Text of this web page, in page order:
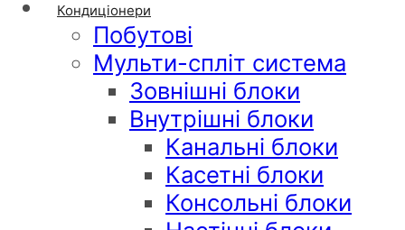
Кондиціонери
Побутові
Мульти-спліт система
Зовнішні блоки
Внутрішні блоки
Канальні блоки
Касетні блоки
Консольні блоки